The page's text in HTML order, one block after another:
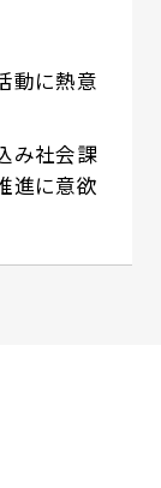
動に熱意
み社会課
進に意欲